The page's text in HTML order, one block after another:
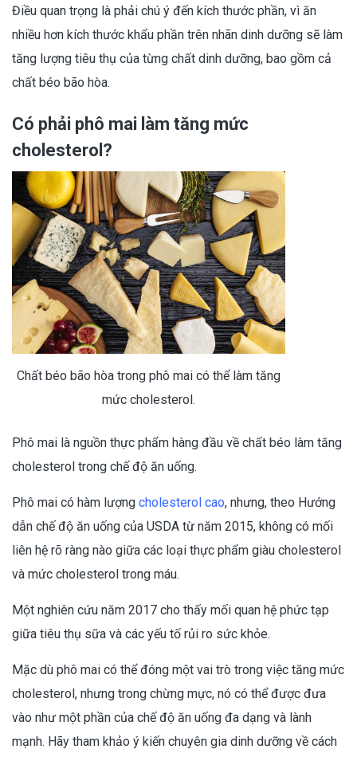
Điều quan trọng là phải chú ý đến kích thước phần, vì ăn
nhiều hơn kích thước khẩu phần trên nhãn dinh dưỡng sẽ làm
tăng lượng tiêu thụ của từng chất dinh dưỡng, bao gồm cả
chất béo bão hòa.
Có phải phô mai làm tăng mức
cholesterol?
Chất béo bão hòa trong phô mai có thể làm tăng
mức cholesterol.
Phô mai là nguồn thực phẩm hàng đầu về chất béo làm tăng
cholesterol trong chế độ ăn uống.
Phô mai có hàm lượng cholesterol cao, nhưng, theo Hướng
dẫn chế độ ăn uống của USDA từ năm 2015, không có mối
liên hệ rõ ràng nào giữa các loại thực phẩm giàu cholesterol
và mức cholesterol trong máu.
Một nghiên cứu năm 2017 cho thấy mối quan hệ phức tạp
giữa tiêu thụ sữa và các yếu tố rủi ro sức khỏe.
Mặc dù phô mai có thể đóng một vai trò trong việc tăng mức
cholesterol, nhưng trong chừng mực, nó có thể được đưa
vào như một phần của chế độ ăn uống đa dạng và lành
mạnh. Hãy tham khảo ý kiến chuyên gia dinh dưỡng về cách